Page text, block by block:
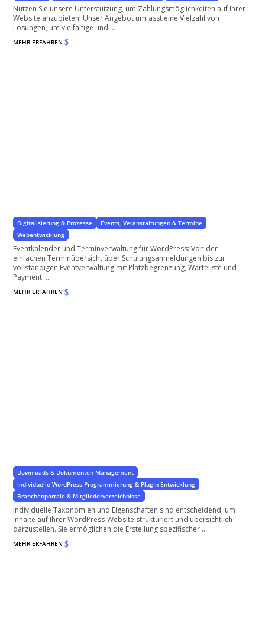
Nutzen Sie unsere Unterstützung, um Zahlungsmöglichkeiten auf Ihrer
Website anzubieten! Unser Angebot umfasst eine Vielzahl von
Lösungen, um vielfältige und ...
MEHR ERFAHREN$
Digitalisierung & Prozesse
Events, Veranstaltungen & Termine
Webentwicklung
Eventkalender und Terminverwaltung für WordPress: Von der
einfachen Terminübersicht über Schulungsanmeldungen bis zur
vollständigen Eventverwaltung mit Platzbegrenzung, Warteliste und
Payment. ...
MEHR ERFAHREN$
Downloads & Dokumenten-Management
Individuelle WordPress-Programmierung & PlugIn-Entwicklung
Branchenportale & Mitgliederverzeichnisse
Individuelle Taxonomien und Eigenschaften sind entscheidend, um
Inhalte auf Ihrer WordPress-Website strukturiert und übersichtlich
darzustellen. Sie ermöglichen die Erstellung spezifischer ...
MEHR ERFAHREN$